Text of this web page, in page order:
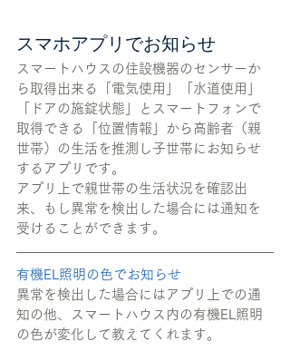
スマホアプリでお知らせ
スマートハウスの住設機器のセンサーか
ら取得出来る「電気使用」「水道使用」
「ドアの施錠状態」とスマートフォンで
取得できる「位置情報」から高齢者（親
世帯）の生活を推測し子世帯にお知らせ
するアプリです。
アプリ上で親世帯の生活状況を確認出
来、もし異常を検出した場合には通知を
受けることができます。
有機EL照明の色でお知らせ
異常を検出した場合にはアプリ上での通
知の他、スマートハウス内の有機EL照明
の色が変化して教えてくれます。